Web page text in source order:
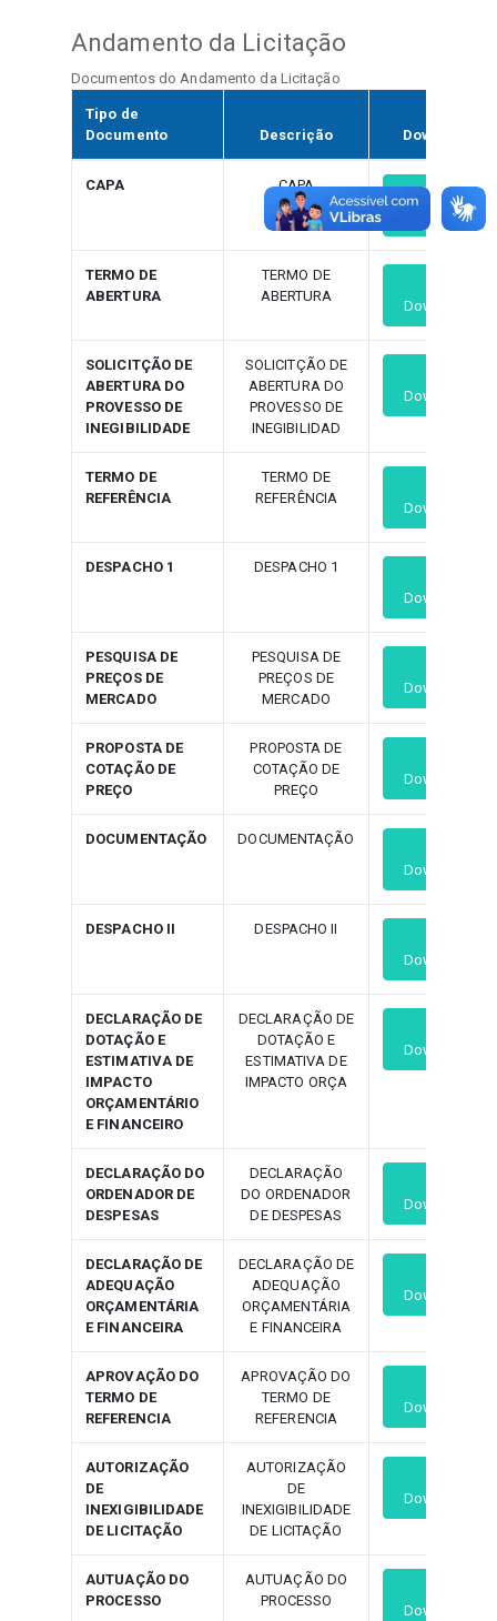
Andamento da Licitação
Documentos do Andamento da Licitação
Tipo de
Documento
Descrição Download
CAPA
CAPA
Download
TERMO DE
ABERTURA
TERMO DE
ABERTURA
Download
SOLICITÇÃO DE
ABERTURA DO
PROVESSO DE
INEGIBILIDADE
SOLICITÇÃO DE
ABERTURA DO
PROVESSO DE
INEGIBILIDAD
Download
TERMO DE
REFERÊNCIA
TERMO DE
REFERÊNCIA
Download
DESPACHO 1
DESPACHO 1
Download
PESQUISA DE
PREÇOS DE
MERCADO
PESQUISA DE
PREÇOS DE
MERCADO
Download
PROPOSTA DE
COTAÇÃO DE
PREÇO
PROPOSTA DE
COTAÇÃO DE
PREÇO
Download
DOCUMENTAÇÃO
DOCUMENTAÇÃO
Download
DESPACHO II
DESPACHO II
Download
DECLARAÇÃO DE
DOTAÇÃO E
ESTIMATIVA DE
IMPACTO
ORÇAMENTÁRIO
E FINANCEIRO
DECLARAÇÃO DE
DOTAÇÃO E
ESTIMATIVA DE
IMPACTO ORÇA
Download
DECLARAÇÃO DO
ORDENADOR DE
DESPESAS
DECLARAÇÃO
DO ORDENADOR
DE DESPESAS
Download
DECLARAÇÃO DE
ADEQUAÇÃO
ORÇAMENTÁRIA
E FINANCEIRA
DECLARAÇÃO DE
ADEQUAÇÃO
ORÇAMENTÁRIA
E FINANCEIRA
Download
APROVAÇÃO DO
TERMO DE
REFERENCIA
APROVAÇÃO DO
TERMO DE
REFERENCIA
Download
AUTORIZAÇÃO
DE
INEXIGIBILIDADE
DE LICITAÇÃO
AUTORIZAÇÃO
DE
INEXIGIBILIDADE
DE LICITAÇÃO
Download
AUTUAÇÃO DO
PROCESSO
AUTUAÇÃO DO
PROCESSO
Download